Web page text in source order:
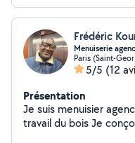
Frédéric
Menuiserie
Paris (Saint-
5/5 (12
Présentation
Je suis menuisier
travail du bois Je conçois, j'étudie et je réalise tout sur